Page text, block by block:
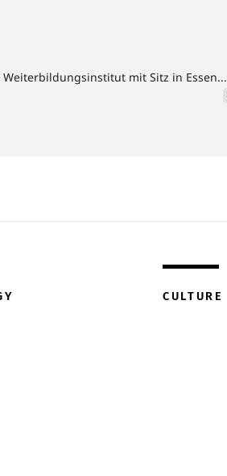
mit Sitz in Essen...
CULTURE